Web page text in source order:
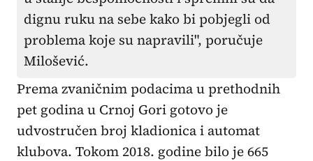
dignu ruku na sebe kako bi pobjegli od
problema koje su napravili", poručuje
Milošević.
Prema zvaničnim podacima u prethodnih
pet godina u Crnoj Gori gotovo je
udvostručen broj kladionica i automat
klubova. Tokom 2018. godine bilo je 665